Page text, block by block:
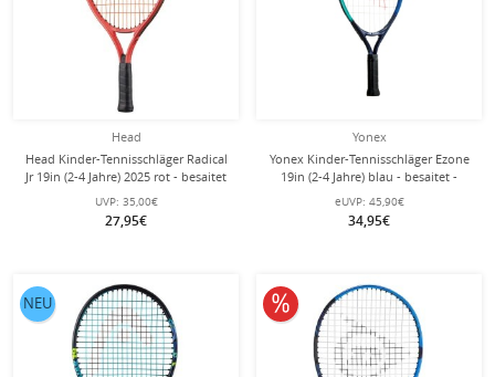
Head
Head Kinder-Tennisschläger Radical
Jr 19in (2-4 Jahre) 2025 rot - besaitet
-
UVP: 35,00€
27,95€
Yonex
Yonex Kinder-Tennisschläger Ezone
19in (2-4 Jahre) blau - besaitet -
eUVP: 45,90€
34,95€
NEU 10% reduziert